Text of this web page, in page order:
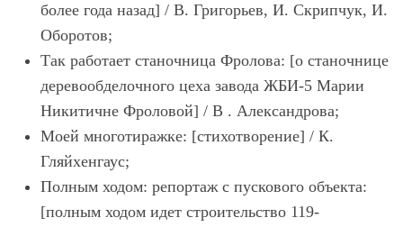
более года назад] / В. Григорьев, И. Скрипчук, И.
Оборотов;
Так работает станочница Фролова: [о станочнице
деревообделочного цеха завода ЖБИ-5 Марии
Никитичне Фроловой] / В . Александрова;
Моей многотиражке: [стихотворение] / К.
Гляйхенгаус;
Полным ходом: репортаж с пускового объекта:
[полным ходом идет строительство 119-